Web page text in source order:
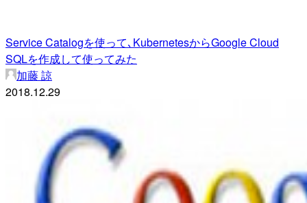
Service Catalogを使って､KubernetesからGoogle Cloud
SQLを作成して使ってみた
加藤 諒
2018.12.29